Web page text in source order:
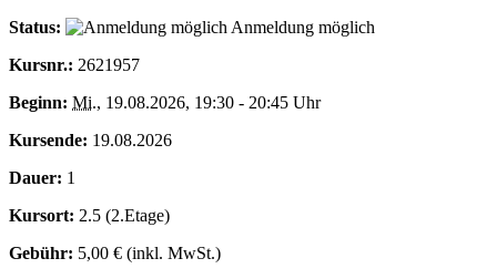
Status:
Anmeldung möglich
Kursnr.: 2621957
Beginn: Mi., 19.08.2026, 19:30 - 20:45 Uhr
Kursende: 19.08.2026
Dauer: 1
Kursort: 2.5 (2.Etage)
Gebühr: 5,00 € (inkl. MwSt.)